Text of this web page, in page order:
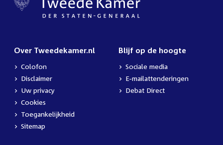
Over Tweedekamer.nl
Colofon
Disclaimer
Uw privacy
Cookies
Toegankelijkheid
Sitemap
Blijf op de hoogte
Sociale media
E-mailattenderingen
Debat Direct